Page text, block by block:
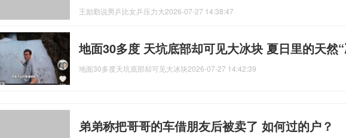
王励勤说男乒比女乒压力大2026-07-27 14:38:47
地面30多度 天坑底部却可见大冰块 夏日里的天然
地面30多度天坑底部却可见大冰块2026-07-27 14:42:39
弟弟称把哥哥的车借朋友后被卖了 如何过的户？